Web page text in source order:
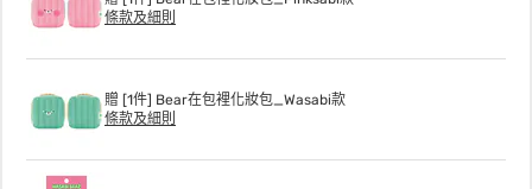
條款及細則
贈 [1件] Bear在包裡化妝包_Wasabi款
條款及細則